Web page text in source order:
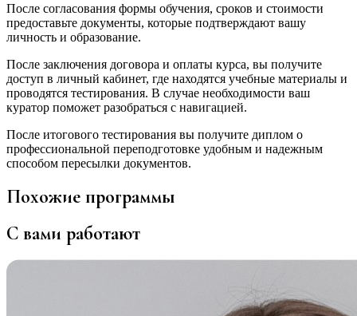
После согласования формы обучения, сроков и стоимости
предоставьте документы, которые подтверждают вашу
личность и образование.
После заключения договора и оплаты курса, вы получите
доступ в личный кабинет, где находятся учебные материалы и
проводятся тестирования. В случае необходимости ваш
куратор поможет разобраться с навигацией.
После итогового тестирования вы получите диплом о
профессиональной переподготовке удобным и надежным
способом пересылки документов.
Похожие программы
С вами работают